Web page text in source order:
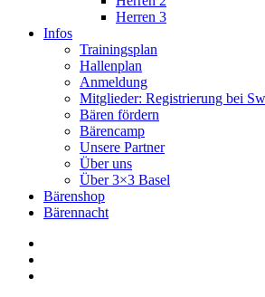
Herren 3
Infos
Trainingsplan
Hallenplan
Anmeldung
Mitglieder: Registrierung bei
Bären fördern
Bärencamp
Unsere Partner
Über uns
Über 3×3 Basel
Bärenshop
Bärennacht